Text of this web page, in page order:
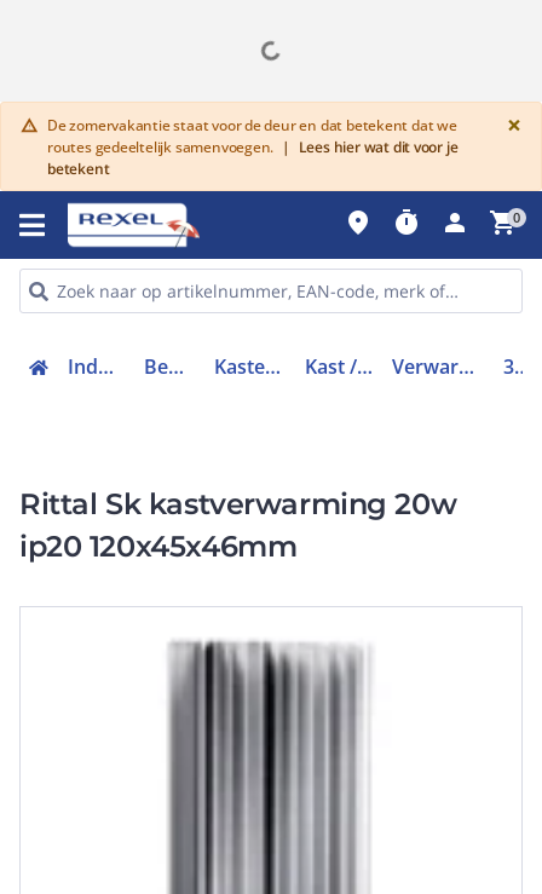
warning De zomervakantie staat voor de deur en dat betekent dat we
routes gedeeltelijk samenvoegen. |
Lees hier wat dit voor je
betekent
×
place timer person shopping_cart0
Industriele componenten Behuizingen en kasten Kasten/lessenaars toebehoren Kast / lessenaar klimatisering Verwarmingselement kast / lessenaar 3105320
Rittal Sk kastverwarming 20w
ip20 120x45x46mm